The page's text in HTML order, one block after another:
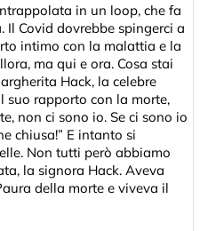
in un loop, che fa
Il Covid dovrebbe spingerci a
intimo con la malattia e la
ma qui e ora. Cosa stai
Hack, la celebre
suo rapporto con la morte,
non ci sono io. Se ci sono io
chiusa!” E intanto si
Non tutti però abbiamo
la signora Hack. Aveva
della morte e viveva il